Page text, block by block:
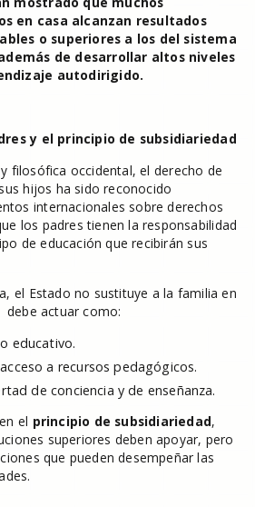
en casa alcanzan resultados
o superiores a los del sistema
de desarrollar altos niveles
autodirigido.
y el principio de subsidiariedad
filosófica occidental, el derecho de
hijos ha sido reconocido
internacionales sobre derechos
los padres tienen la responsabilidad
de educación que recibirán sus
el Estado no sustituye a la familia en
debe actuar como:
educativo.
a recursos pedagógicos.
de conciencia y de enseñanza.
el principio de subsidiariedad,
superiores deben apoyar, pero
que pueden desempeñar las